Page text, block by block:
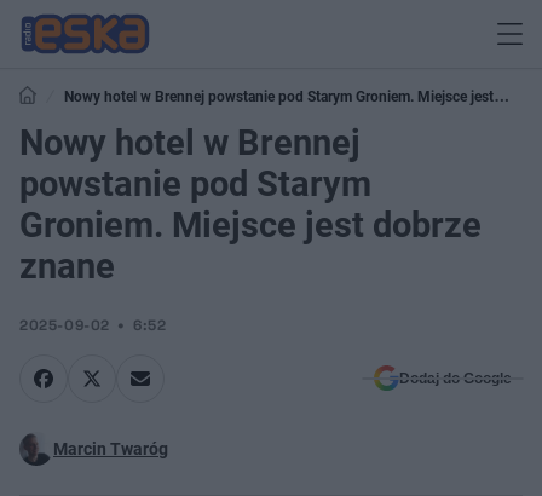
Nowy hotel w Brennej powstanie pod Starym Groniem. Miejsce jest
dobrze znane
Nowy hotel w Brennej
powstanie pod Starym
Groniem. Miejsce jest dobrze
znane
2025-09-02 6:52
Dodaj do Google
Marcin Twaróg